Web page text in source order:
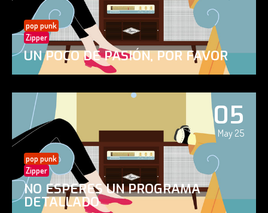
pop punk
Zipper
UN POCO DE PASIÓN, POR FAVOR
05
May 25
pop punk
Zipper
NO ESPERES UN PROGRAMA
DETALLADO